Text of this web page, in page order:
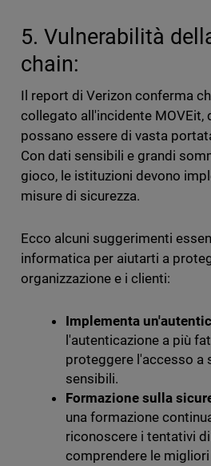
5. Vulnerabilità
chain:
Il report di Verizon conferma
collegato all'incidente MOVEit,
possano essere di vasta
Con dati sensibili e grandi
gioco, le istituzioni devono
misure di sicurezza.
Ecco alcuni suggerimenti
informatica per aiutarti a
organizzazione e i clienti:
Implementa
l'autenticazione a più
proteggere l'accesso a
sensibili.
Formazione sulla
una formazione
riconoscere i tentativi
comprendere le